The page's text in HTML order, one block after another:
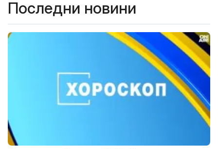
Последни новини